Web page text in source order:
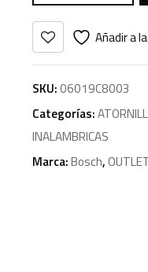
Añadir a
SKU:06019C8003
Categorías:
INALAMBRICAS
Marca:Bosch,